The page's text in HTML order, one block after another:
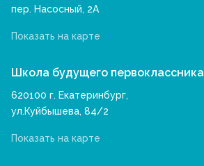
пер. Насосный, 2А
Показать на карте
Школа будущего первоклассника
620100 г. Екатеринбург,
ул.Куйбышева, 84/2
Показать на карте